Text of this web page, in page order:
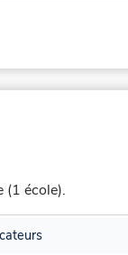
(1 école).